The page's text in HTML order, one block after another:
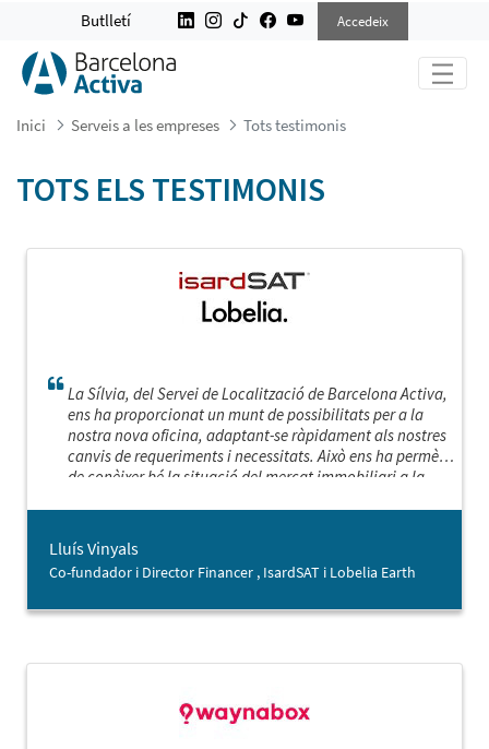
TOTS TESTIMONIS
Butlletí Accedeix
Inici Serveis a les empreses Tots testimonis
TOTS ELS TESTIMONIS
La Sílvia, del Servei de Localització de Barcelona Activa,
ens ha proporcionat un munt de possibilitats per a la
nostra nova oficina, adaptant-se ràpidament als nostres
canvis de requeriments i necessitats. Això ens ha permès
de conèixer bé la situació del mercat immobiliari a la
Lluís Vinyals
Co-fundador i Director Financer , IsardSAT i Lobelia Earth